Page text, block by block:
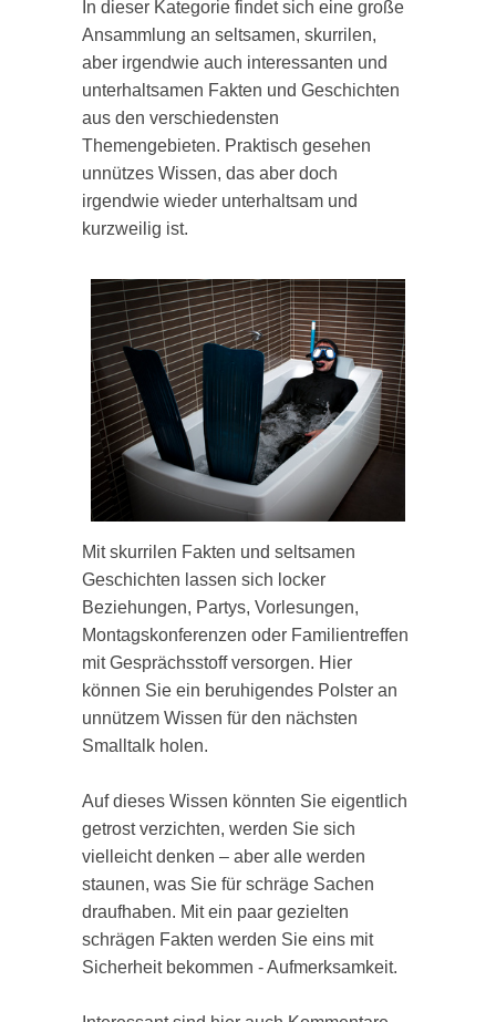
In dieser Kategorie findet sich eine große
Ansammlung an seltsamen, skurrilen,
aber irgendwie auch interessanten und
unterhaltsamen Fakten und Geschichten
aus den verschiedensten
Themengebieten. Praktisch gesehen
unnützes Wissen, das aber doch
irgendwie wieder unterhaltsam und
kurzweilig ist.
Mit skurrilen Fakten und seltsamen
Geschichten lassen sich locker
Beziehungen, Partys, Vorlesungen,
Montagskonferenzen oder Familientreffen
mit Gesprächsstoff versorgen. Hier
können Sie ein beruhigendes Polster an
unnützem Wissen für den nächsten
Smalltalk holen.
Auf dieses Wissen könnten Sie eigentlich
getrost verzichten, werden Sie sich
vielleicht denken – aber alle werden
staunen, was Sie für schräge Sachen
draufhaben. Mit ein paar gezielten
schrägen Fakten werden Sie eins mit
Sicherheit bekommen - Aufmerksamkeit.